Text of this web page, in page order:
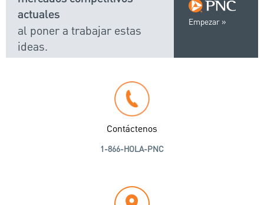
Empezar
actuales
al poner a trabajar estas
ideas.
Contáctenos
1-866-HOLA-PNC